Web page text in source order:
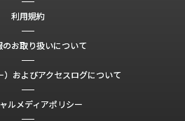
利用規約
のお取り扱いについて
およびアクセスログについて
ルメディアポリシー